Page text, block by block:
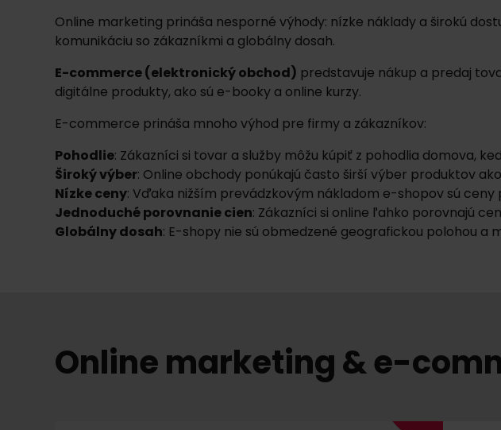
Online marketing prináša nesporné výhody: nízke náklady a širokú
komunikáciu so zákazníkmi a globálny dosah.
E-commerce (elektronický obchod) predstavuje nákup a predaj
digitálne produkty, ako sú e-booky a online kurzy.
E-commerce prináša mnoho výhod pre firmy a zákazníkov:
Pohodlie: Zákazníci si tovar a služby môžu kúpiť z pohodlia domova,
Široký výber: Online obchody ponúkajú často širší výber produktov
Nízke ceny: Vďaka nižším prevádzkovým nákladom e-shopov sú
Jednoduché porovnanie cien: Zákazníci si online ľahko porovnajú
Globálny dosah: E-shopy nie sú obmedzené geografickou polohou a
Online marketing & e-